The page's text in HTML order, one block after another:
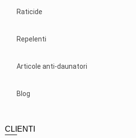
Raticide
Repelenti
Articole anti-daunatori
Blog
CLIENTI